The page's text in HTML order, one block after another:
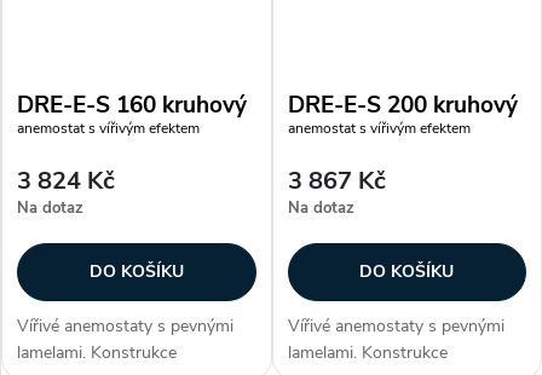
DRE-E-S 160 kruhový
anemostat s vířivým efektem
3 824 Kč
Na dotaz
DO KOŠÍKU
Vířivé anemostaty s pevnými
lamelami. Konstrukce
DRE-E-S 200 kruhový
anemostat s vířivým efektem
3 867 Kč
Na dotaz
DO KOŠÍKU
Vířivé anemostaty s pevnými
lamelami. Konstrukce